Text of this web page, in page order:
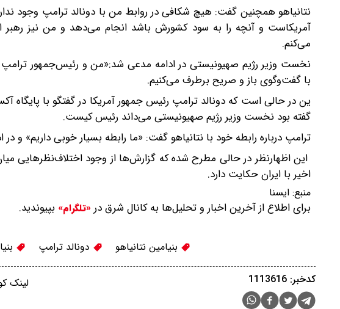
نتانیاهو همچنین گفت: هیچ شکافی در روابط من با دونالد ترامپ وجود
آمریکاست و آنچه را به سود کشورش باشد انجام می‌دهد و من نیز رهبر
می‌کنم.
با گفت‌وگوی باز و صریح برطرف می‌کنیم.
ین در حالی است که دونالد ترامپ رئیس جمهور آمریکا در گفتگو با پایگاه
گفته بود نخست‌ وزیر رژیم صهیونیستی می‌داند رئیس کیست.
ترامپ درباره رابطه خود با نتانیاهو گفت: «ما رابطه بسیار خوبی داریم» و
این اظهارنظر در حالی مطرح شده که گزارش‌ها از وجود اختلاف‌نظرهایی
اخیر با ایران حکایت دارد.
منبع: ايسنا
برای اطلاع از آخرین اخبار و تحلیل‌ها به کانال شرق در «تلگرام» بپیوندید.
بنیامین نتانیاهو دونالد ترامپ
لینک کدخبر: 1113616